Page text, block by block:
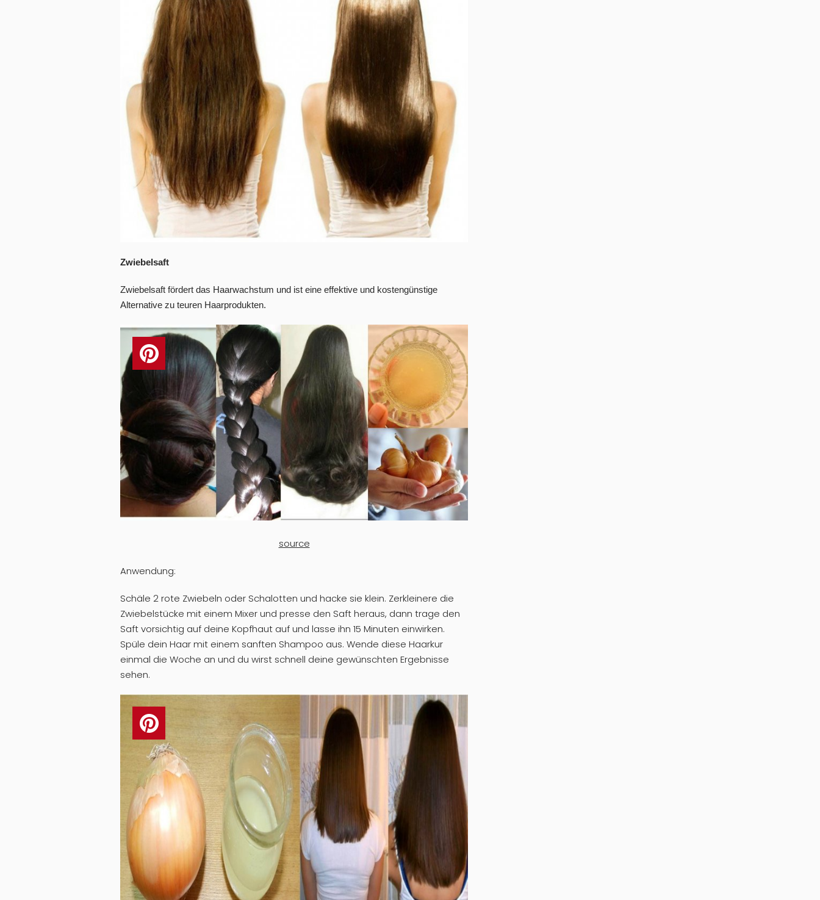
Zwiebelsaft
Zwiebelsaft fördert das Haarwachstum und ist eine effektive und kostengünstige
Alternative zu teuren Haarprodukten.
source
Anwendung:
Schäle 2 rote Zwiebeln oder Schalotten und hacke sie klein. Zerkleinere die
Zwiebelstücke mit einem Mixer und presse den Saft heraus, dann trage den
Saft vorsichtig auf deine Kopfhaut auf und lasse ihn 15 Minuten einwirken.
Spüle dein Haar mit einem sanften Shampoo aus. Wende diese Haarkur
einmal die Woche an und du wirst schnell deine gewünschten Ergebnisse
sehen.